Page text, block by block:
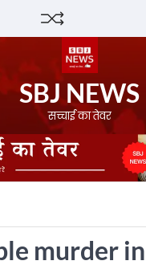
SBJ NEWS
सच्चाई का तेवर
murder in